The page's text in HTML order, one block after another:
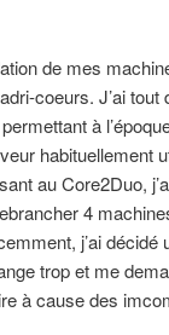
de mes
coeurs. J’ai tout
à
habituellement
au Core2Duo,
4
j’ai décidé
trop et me
à cause des